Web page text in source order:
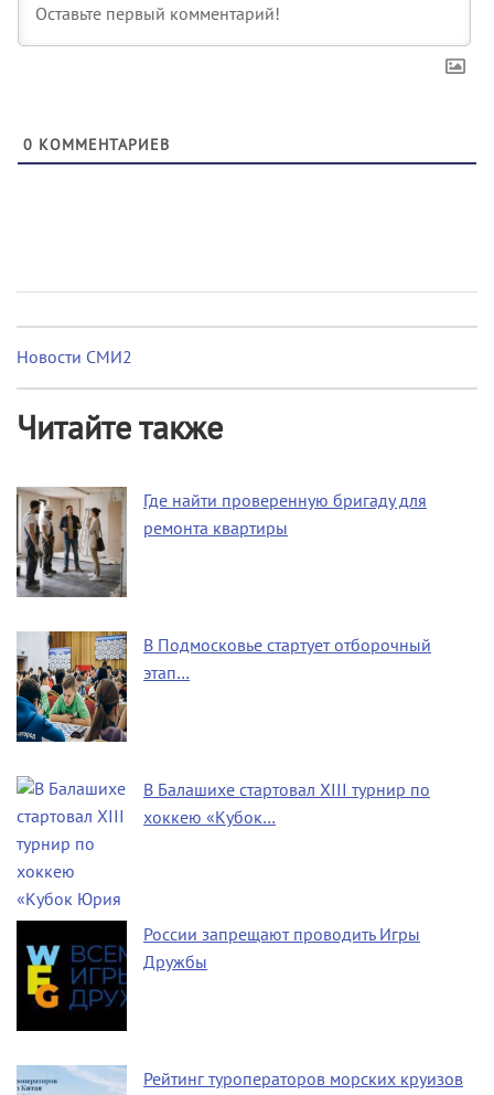
0 КОММЕНТАРИЕВ
Новости СМИ2
Читайте также
Где найти проверенную бригаду для
ремонта квартиры
В Подмосковье стартует отборочный
этап…
В Балашихе стартовал XIII турнир по
хоккею «Кубок…
России запрещают проводить Игры
Дружбы
Рейтинг туроператоров морских круизов